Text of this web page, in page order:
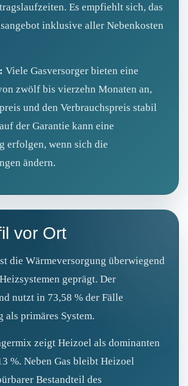
Es empfiehlt sich, das
inklusive aller Nebenkosten
Viele Gasversorger bieten eine
zwölf bis vierzehn Monaten an,
und den Verbrauchspreis stabil
der Garantie kann eine
erfolgen, wenn sich die
ändern.
vor Ort
die Wärmeversorgung überwiegend
geprägt. Der
nutzt in 73,58 % der Fälle
als primäres System.
zeigt Heizoel als dominanten
%. Neben Gas bleibt Heizoel
Bestandteil des